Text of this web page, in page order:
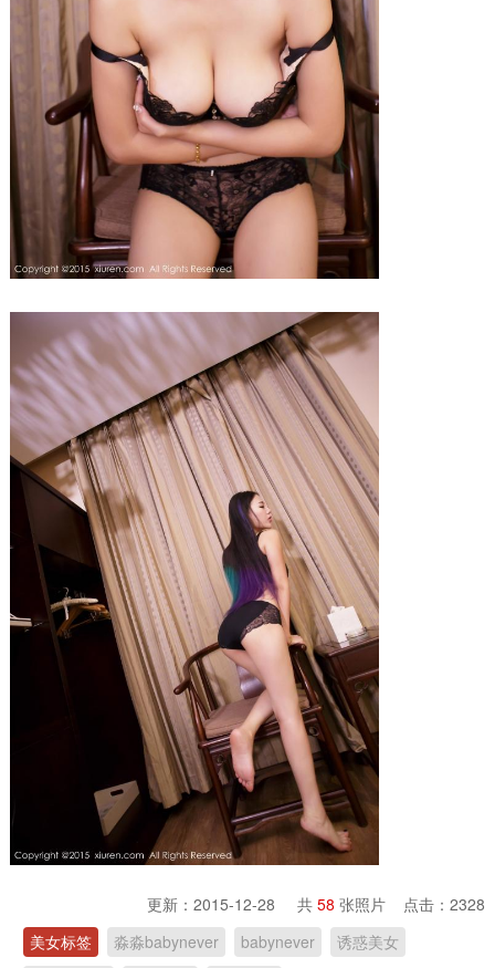
更新：2015-12-28 共58 张照片 点击：2328
美女标签
淼淼babynever babynever
诱惑美女